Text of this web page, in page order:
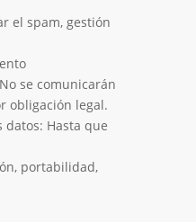
el spam, gestión
se comunicarán
obligación legal.
datos: Hasta que
portabilidad,